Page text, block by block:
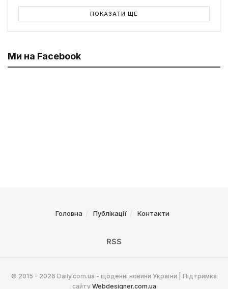
ПОКАЗАТИ ЩЕ
Ми на Facebook
Головна Публікації Контакти
RSS
© 2015 - 2026 Daily.com.ua - щоденні новини України | Підтримка
сайту Webdesigner.com.ua